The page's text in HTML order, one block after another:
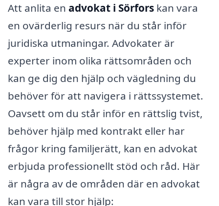
Att anlita en advokat i Sörfors kan vara
en ovärderlig resurs när du står inför
juridiska utmaningar. Advokater är
experter inom olika rättsområden och
kan ge dig den hjälp och vägledning du
behöver för att navigera i rättssystemet.
Oavsett om du står inför en rättslig tvist,
behöver hjälp med kontrakt eller har
frågor kring familjerätt, kan en advokat
erbjuda professionellt stöd och råd. Här
är några av de områden där en advokat
kan vara till stor hjälp: